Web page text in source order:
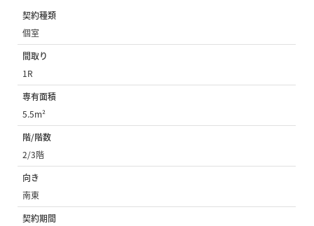
契約種類
個室
間取り
1R
専有面積
5.5m²
階/階数
2/3階
向き
南東
契約期間